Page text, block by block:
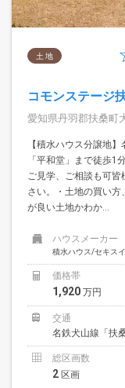
土 地
コモンステージ
愛知県丹羽郡扶桑町
【積水ハウス分譲地
「平和堂」まで徒歩1
ご見学、ご相談も可
さい。・土地の買い
が良い土地かわか...
ハウスメーカー
積水ハウス/セキス
価格帯
1,920 万円
交通
名鉄犬山線「扶
総区画数
2 区画